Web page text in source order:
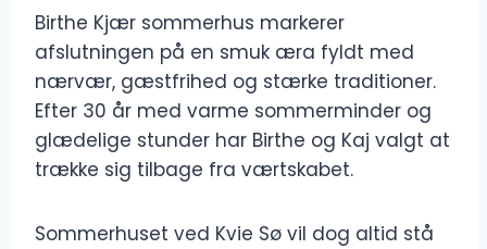
Birthe Kjær sommerhus markerer
afslutningen på en smuk æra fyldt med
nærvær, gæstfrihed og stærke traditioner.
Efter 30 år med varme sommerminder og
glædelige stunder har Birthe og Kaj valgt at
trække sig tilbage fra værtskabet.
Sommerhuset ved Kvie Sø vil dog altid stå